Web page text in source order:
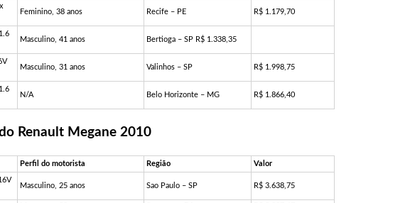
Feminino, 38 anos Recife – PE R$ 1.179,70
Masculino, 41 anos Bertioga – SP R$ 1.338,35
Masculino, 31 anos Valinhos – SP R$ 1.998,75
N/A Belo Horizonte – MG R$ 1.866,40
Renault Megane 2010
Perfil do motorista Região Valor
Masculino, 25 anos Sao Paulo – SP R$ 3.638,75